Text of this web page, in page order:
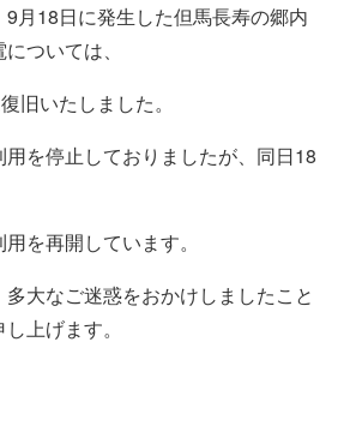
月18日に発生した但馬長寿の郷内
ついては、
旧いたしました。
を停止しておりましたが、同日18
を再開しています。
多大なご迷惑をおかけしましたこと
上げます。